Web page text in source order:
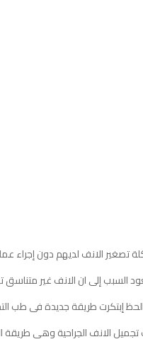
تصغير الانف لديهم دون إجراء
السبب إلى ان الانف غير
إبتكرت طريقة جديدة فى طب
الانف الجراحية وهى طريقة